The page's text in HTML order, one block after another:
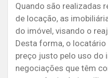
Quando são realizadas
de locação, as
do imóvel, visando o
Desta forma, o
preço justo pelo uso do
negociações que têm